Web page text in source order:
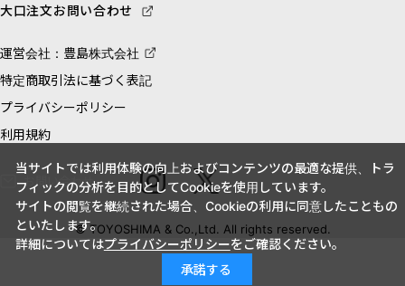
大口注文お問い合わせ
運営会社：豊島株式会社
特定商取引法に基づく表記
プライバシーポリシー
利用規約
お問い合わせ
© TOYOSHIMA & Co.,Ltd. All rights reserved.
当サイトでは利用体験の向上およびコンテンツの最適な提供、トラ
フィックの分析を目的としてCookieを使用しています。
サイトの閲覧を継続された場合、Cookieの利用に同意したこともの
といたします。
詳細についてはプライバシーポリシーをご確認ください。
承諾する